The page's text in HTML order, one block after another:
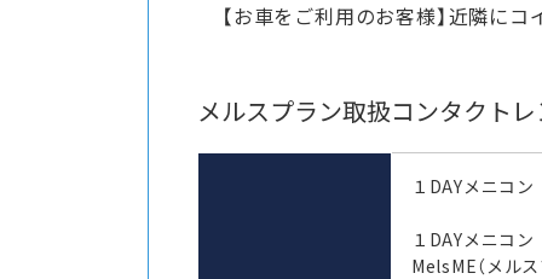
【お車をご利用のお客様】近隣に
メルスプラン取扱コンタクト
１DAYメニコ
１DAYメニコン
MelsME（メル